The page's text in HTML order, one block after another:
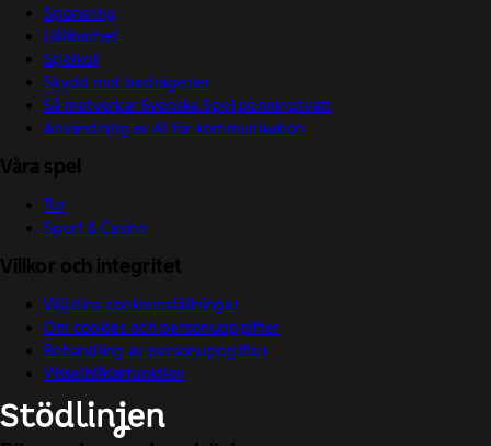
Sponsring
Hållbarhet
Spelkoll
Skydd mot bedrägerier
Så motverkar Svenska Spel penningtvätt
Användning av AI för kommunikation
Våra spel
Tur
Sport & Casino
Villkor och integritet
Välj dina cookieinställningar
Om cookies och personuppgifter
Behandling av personuppgifter
Visselblåsarfunktion